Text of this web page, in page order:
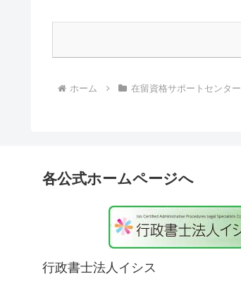
ホーム 在留資格サポートセンター
各公式ホームページへ
行政書士法人イシス